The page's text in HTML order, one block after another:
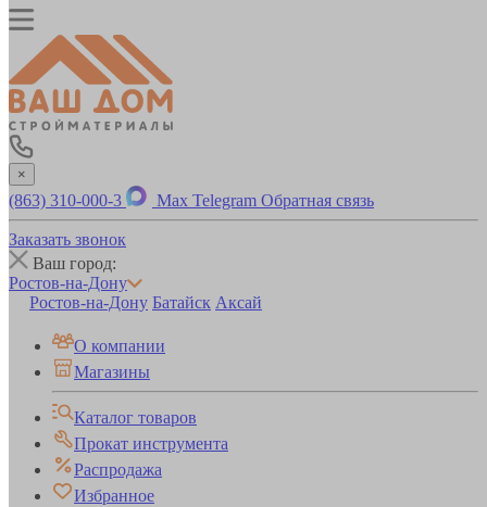
×
(863) 310-000-3 Max Telegram Обратная связь
Заказать звонок
Ваш город:
Ростов-на-Дону
Ростов-на-Дону Батайск Аксай
О компании
Магазины
Каталог товаров
Прокат инструмента
Распродажа
Избранное